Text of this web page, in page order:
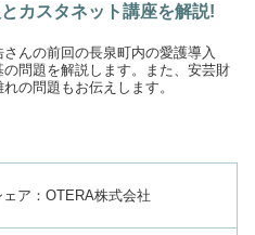
カスタネット講座を解説!
んの前回の長泉町内の愛護導入
問題を解説します。また、安芸財
の問題もお伝えします。
ア：OTERA株式会社